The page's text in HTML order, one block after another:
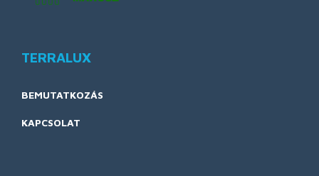
TERRALUX
BEMUTATKOZÁS
KAPCSOLAT